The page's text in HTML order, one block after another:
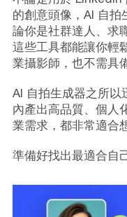
的創意頭像，AI 自拍
論你是社群達人、求
這些工具都能讓你輕
業攝影師，也不需具
AI 自拍生成器之所以
內產出高品質、個人
業需求，都非常適合
準備好找出最適合自